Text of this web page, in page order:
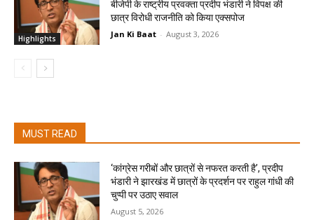
Highlights
बीजेपी के राष्ट्रीय प्रवक्ता प्रदीप भंडारी ने विपक्ष की
छात्र विरोधी राजनीति को किया एक्सपोज
Jan Ki Baat - August 3, 2026
MUST READ
‘कांग्रेस गरीबों और छात्रों से नफरत करती है’, प्रदीप
भंडारी ने झारखंड में छात्रों के प्रदर्शन पर राहुल गांधी की
चुप्पी पर उठाए सवाल
August 5, 2026